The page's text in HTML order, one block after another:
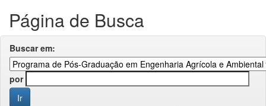
Página de Busca
Buscar em:
por